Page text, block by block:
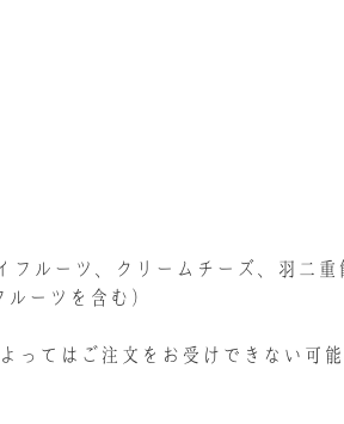
ルーツ、クリームチーズ、羽二重
ーツを含む）
てはご注文をお受けできない可